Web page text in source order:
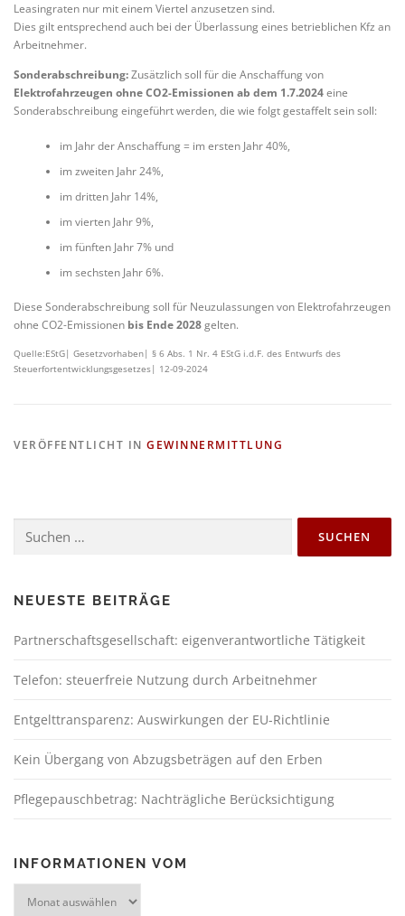
Leasingraten nur mit einem Viertel anzusetzen sind.
Dies gilt entsprechend auch bei der Überlassung eines betrieblichen Kfz an
Arbeitnehmer.
Sonderabschreibung:Zusätzlich soll für die Anschaffung von
Elektrofahrzeugen ohne CO2-Emissionen ab dem 1.7.2024eine
Sonderabschreibung eingeführt werden, die wie folgt gestaffelt sein soll:
im Jahr der Anschaffung = im ersten Jahr 40%,
im zweiten Jahr 24%,
im dritten Jahr 14%,
im vierten Jahr 9%,
im fünften Jahr 7% und
im sechsten Jahr 6%.
Diese Sonderabschreibung soll für Neuzulassungen von Elektrofahrzeugen
ohne CO2-Emissionen bis Ende 2028gelten.
Quelle:EStG| Gesetzvorhaben| § 6 Abs. 1 Nr. 4 EStG i.d.F. des Entwurfs des
Steuerfortentwicklungsgesetzes| 12-09-2024
VERÖFFENTLICHT IN GEWINNERMITTLUNG
NEUESTE BEITRÄGE
Partnerschaftsgesellschaft: eigenverantwortliche Tätigkeit
Telefon: steuerfreie Nutzung durch Arbeitnehmer
Entgelttransparenz: Auswirkungen der EU-Richtlinie
Kein Übergang von Abzugsbeträgen auf den Erben
Pflegepauschbetrag: Nachträgliche Berücksichtigung
INFORMATIONEN VOM